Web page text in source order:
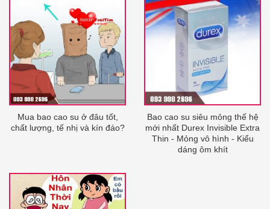
Mua bao cao su ở đâu tốt,
chất lượng, tế nhị và kín đáo?
Bao cao su siêu mỏng thế hệ
mới nhất Durex Invisible Extra
Thin - Mỏng vô hình - Kiểu
dáng ôm khít